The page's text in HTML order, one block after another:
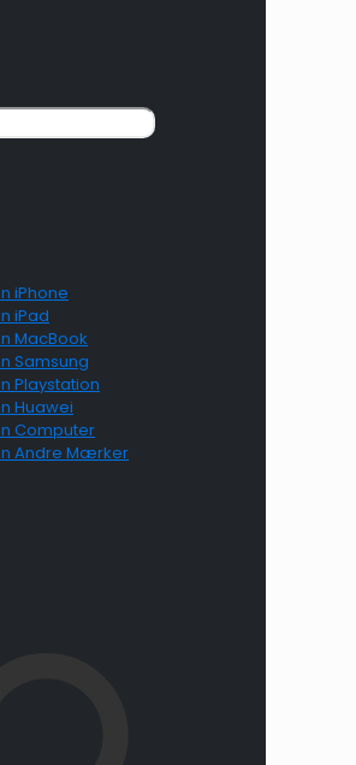
iPhone
iPad
MacBook
Samsung
Playstation
Huawei
Computer
Andre Mærker